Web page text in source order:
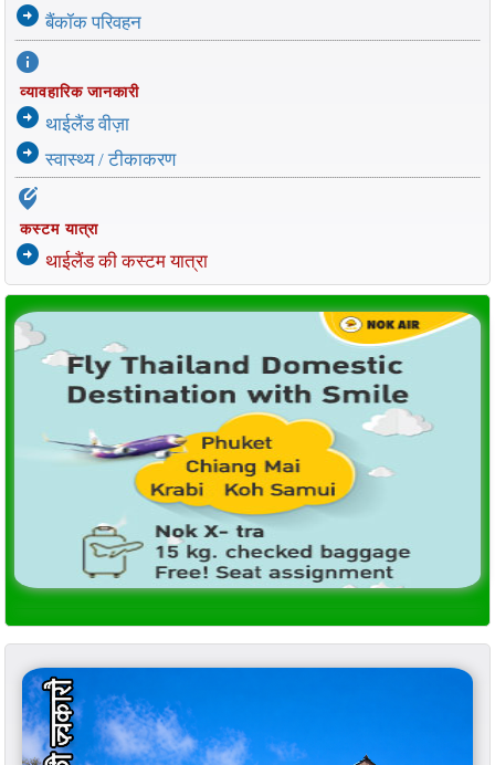
arrow_circle_right बैंकॉक परिवहन
info
व्यावहारिक जानकारी
arrow_circle_right थाईलैंड वीज़ा
arrow_circle_right स्वास्थ्य / टीकाकरण
edit_location_alt
कस्टम यात्रा
arrow_circle_right थाईलैंड की कस्टम यात्रा